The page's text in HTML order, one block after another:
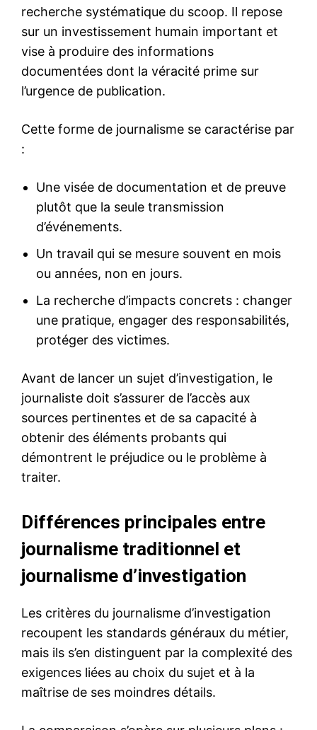
recherche systématique du scoop. Il repose
sur un investissement humain important et
vise à produire des informations
documentées dont la véracité prime sur
l’urgence de publication.
Cette forme de journalisme se caractérise par
:
Une visée de documentation et de preuve
plutôt que la seule transmission
d’événements.
Un travail qui se mesure souvent en mois
ou années, non en jours.
La recherche d’impacts concrets : changer
une pratique, engager des responsabilités,
protéger des victimes.
Avant de lancer un sujet d’investigation, le
journaliste doit s’assurer de l’accès aux
sources pertinentes et de sa capacité à
obtenir des éléments probants qui
démontrent le préjudice ou le problème à
traiter.
Différences principales entre
journalisme traditionnel et
journalisme d’investigation
Les critères du journalisme d’investigation
recoupent les standards généraux du métier,
mais ils s’en distinguent par la complexité des
exigences liées au choix du sujet et à la
maîtrise de ses moindres détails.